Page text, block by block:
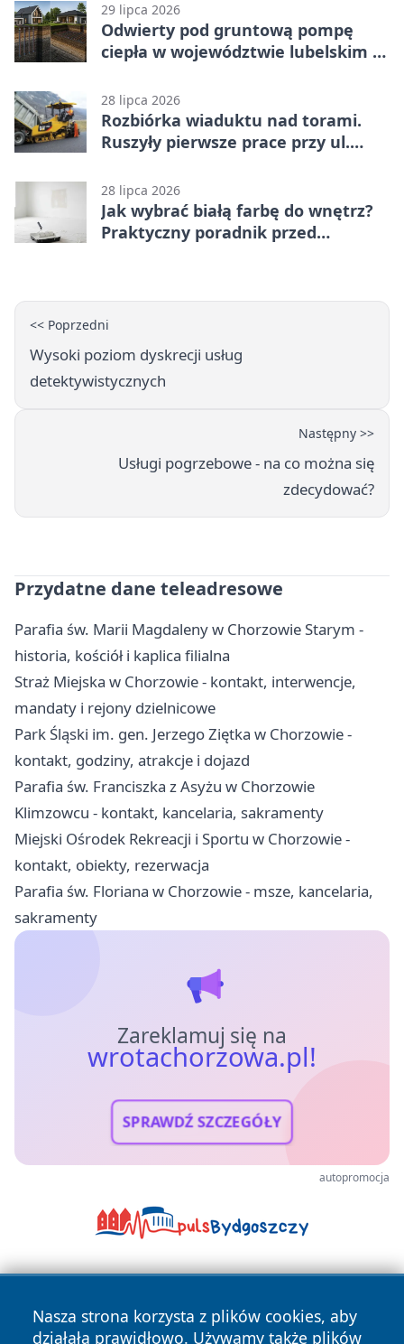
29 lipca 2026
Odwierty pod gruntową pompę
ciepła w województwie lubelskim -
28 lipca 2026
Rozbiórka wiaduktu nad torami.
Ruszyły pierwsze prace przy ul.
28 lipca 2026
Jak wybrać białą farbę do wnętrz?
Praktyczny poradnik przed
<< Poprzedni
Wysoki poziom dyskrecji usług
detektywistycznych
Następny >>
Usługi pogrzebowe - na co można się
zdecydować?
Przydatne dane teleadresowe
Parafia św. Marii Magdaleny w Chorzowie Starym -
historia, kościół i kaplica filialna
Straż Miejska w Chorzowie - kontakt, interwencje,
mandaty i rejony dzielnicowe
Park Śląski im. gen. Jerzego Ziętka w Chorzowie -
kontakt, godziny, atrakcje i dojazd
Parafia św. Franciszka z Asyżu w Chorzowie
Klimzowcu - kontakt, kancelaria, sakramenty
Miejski Ośrodek Rekreacji i Sportu w Chorzowie -
kontakt, obiekty, rezerwacja
Parafia św. Floriana w Chorzowie - msze, kancelaria,
sakramenty
Zareklamuj się na
wrotachorzowa.pl!
SPRAWDŹ SZCZEGÓŁY
autopromocja
Nasza strona korzysta z plików cookies, aby
działała prawidłowo. Używamy także plików